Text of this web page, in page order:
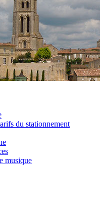
du stationnement
musique